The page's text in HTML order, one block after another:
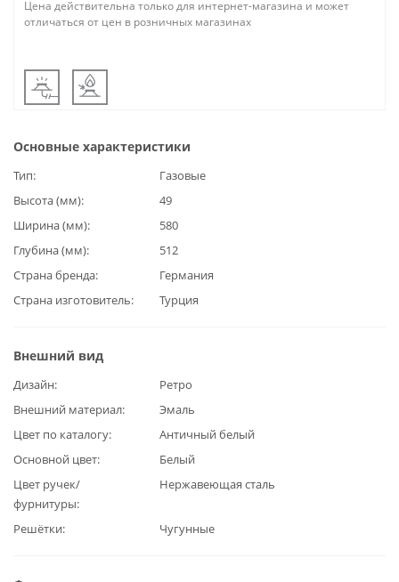
Цена действительна только для интернет-магазина и может
отличаться от цен в розничных магазинах
Основные характеристики
Тип
Газовые
Высота (мм)
49
Ширина (мм)
580
Глубина (мм)
512
Страна бренда
Германия
Страна изготовитель
Турция
Внешний вид
Дизайн
Ретро
Внешний материал
Эмаль
Цвет по каталогу
Античный белый
Основной цвет
Белый
Цвет ручек/
фурнитуры
Нержавеющая сталь
Решётки Чугунные